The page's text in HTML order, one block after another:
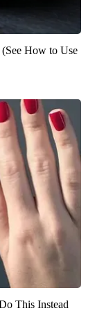
How to Use
This Instead